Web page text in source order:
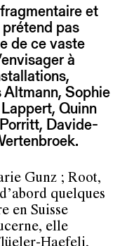
et
pas
de ce vaste
à
Sophie
Quinn
Davide-
Gunz ; Root,
quelques
en Suisse
elle